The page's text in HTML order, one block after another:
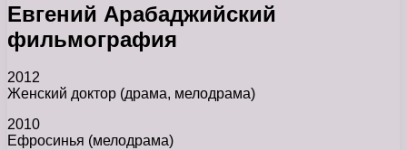
Евгений Арабаджийский
фильмография
2012
Женский доктор (драма, мелодрама)
2010
Ефросинья (мелодрама)